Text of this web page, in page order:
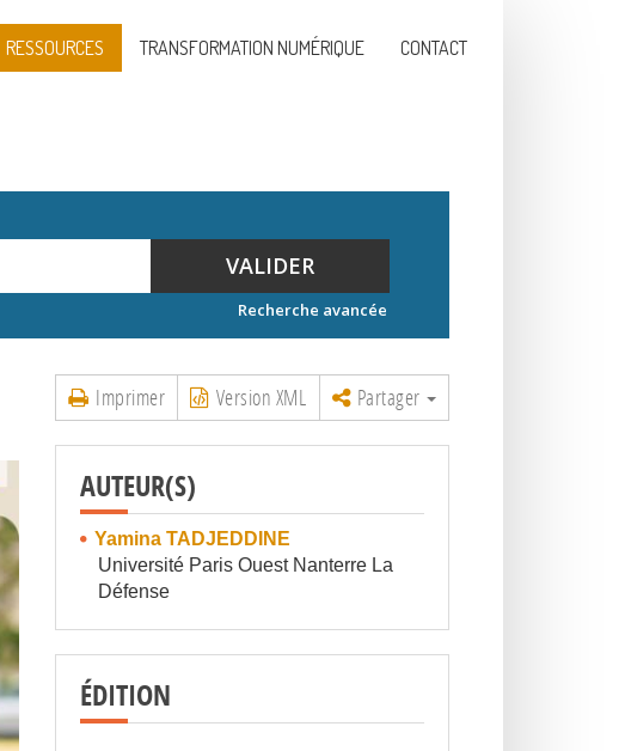
RESSOURCES TRANSFORMATION NUMÉRIQUE CONTACT
VALIDER
Recherche avancée
Imprimer Version XML Partager
AUTEUR(S)
Yamina TADJEDDINE
Université Paris Ouest Nanterre La
Défense
ÉDITION